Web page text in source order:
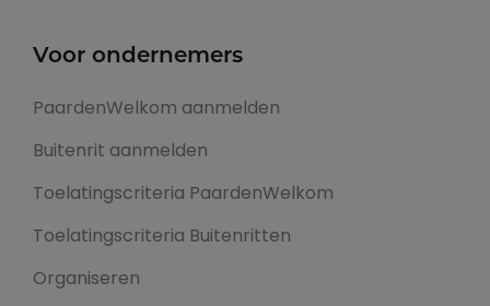
Voor ondernemers
PaardenWelkom aanmelden
Buitenrit aanmelden
Toelatingscriteria PaardenWelkom
Toelatingscriteria Buitenritten
Organiseren